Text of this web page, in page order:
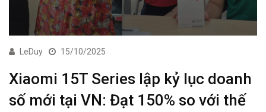
LeDuy 15/10/2025
Xiaomi 15T Series lập kỷ lục doanh
số mới tại VN: Đạt 150% so với thế